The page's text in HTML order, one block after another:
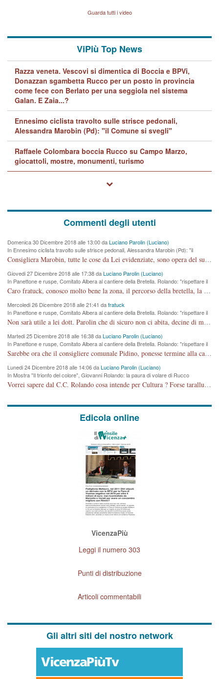
quelle di... Barbara D'UrsoGuarda tutti i video
ViPiù Top News
Razza veneta. Vescovi si dimentica di Boccia e BPVi,
Donazzan sgambetta Rucco per un posto in provincia
come fece con Berlato per una seggiola nel sistema
Galan. E Zaia...?
Ennesimo ciclista travolto sulle strisce pedonali,
Alessandra Marobin (Pd): "il Comune si svegli"
Raffaele Colombara boccia Rucco su Campo Marzo,
giocattoli, mostre, monumenti, turismo
Commenti degli utenti
Domenica 30 Dicembre 2018 alle 13:00 daLuciano Parolin (Luciano)
In Ennesimo ciclista travolto sulle strisce pedonali, Alessandra Marobin (Pd): "il
Comune si svegli"
Consigliera Marobin, tutte le cose da Lei evidenziate, sono opera del suo ex Assessore e compagno di Partito Antonio Marco Dalla Pozza Assessore alla "progettazione" di piste ciclabili e altre porcherie. A lui manderei il conto da saldare per incidenti e danni alle persone. E' ora che "finiamola." Avete perso rassegnatevi. qui IL SINDACO RUCCO NON C'ENTRA PER NIENTE. CAPITO!!!!!!!! Amen.
Giovedi 27 Dicembre 2018 alle 17:38 daLuciano Parolin (Luciano)
In Panettone e ruspe, Comitato Albera al cantiere della Bretella. Rolando: "rispettare il
cronoprogramma"
Caro fratuck, conosco molto bene la zona, il percorso della bretella, la situazione dei cittadini, abito in Viale Trento. A partire dal 2003 ho partecipato al Comitato di Maddalene pro bretella, e a riunioni propositive per apportare modifiche al progetto. Numerose mie foto del territorio sono arrivate a Roma, altri miei interventi (non graditi dalla Sx) sono stati pubblicati dal GdV, assieme ad altri come Ciro Asproso, ora favorevole alla bretella. Ho partecipato alla raccolta firme per la chiusura della strada x 5 giorni eseguita dal Sindaco Hullwech per sforamento 180 Micro/g. Pertanto come impegno per la tematica sono apposto con la coscienza. Ora il Progetto è partito, fine! Voglio dire che la nuova Giunta "comunale" non c'entra più. L'opera sarà "malauguratamente" eseguita, ma non con il mio placet. Il Consigliere Comunale dovrebbe capire che la campagna elettorale è finita, con buona pace di tutti. Quello che invece dovrebbe interessare è la proprietà della strada, dall'uscita autostradale Ovest, sino alla Rotatoria dell'Albara, vi sono tre possessori: Autostrade SpA; La Provincia, il Comune. Come la mettiamo per il futuro ? I costi, da 50 sono saliti a 100 milioni di € come dire 20 milioni a KM (!) da non credere. Comunque si farà. Ma nessuno canti Vittoria, anzi meglio non farne un ulteriore fatto "partitico" per questioni elettorali o di seggio. Se mi manda la sua mail, sono disponibile ad inviare i documenti e le foto sopra descritte. Con ossequi, Luciano Parolin
Mercoledi 26 Dicembre 2018 alle 21:41 dafratuck
In Panettone e ruspe, Comitato Albera al cantiere della Bretella. Rolando: "rispettare il
cronoprogramma"
Non sarà utile a lei dott. Parolin che di sicuro non ci abita, decine di migliaia di TIR, automobili e padroncini che passano quotidianamente per una strada appena rotabile, non è più possibile stendere i panni, attraversare la strada senza rischiare la morte, le case stanno crepando, i tempi sono cambiati e la bretella non passerà assolutamente per maddalene (ma cosa sta a dire?!), dia invece responsabilità a chi ha costruito tagliando la strada che doveva invece terminare a isola vicentina e non al moracchino lasciando Motta di Costabissara ancora in panne di traffico. I tempi sono cambiati dottore e se l'anagrafe della vita stagna nell'essere umano impressioni conservatrici, la società non le considera perchè va avanti, si industrializza e ha bisogno di infrastrutture e di sviluppo. Ultima considerazione, se è geloso di Rolando perchè vede in lui solo campagne politiche mentre si difendono i SOLI diritti dei cittadini, la preghiamo faccia considerazioni più appropriate. Saluti e complimenti per i suoi scritti.
Martedi 25 Dicembre 2018 alle 16:38 daLuciano Parolin (Luciano)
In Panettone e ruspe, Comitato Albera al cantiere della Bretella. Rolando: "rispettare il
cronoprogramma"
Sarebbe ora che il consigliere comunale Pidino, ponesse termine alla campagna elettorale nel territorio del suo seggio Villaggio del Sole. La tiraca è iniziata, distruggerà 6 km di prateria ovest della città, ricca di fonti e sorgenti d'acqua. I cittadini di Maddalene non avranno più Pace la notte. Molta colpa per la costruzione di questa Strada è proprio del signor Rolando,dei suoi gazebo mobili e che vuol far passare questa opera VANDALICA come progetto "utile" a chi ? Non è cosa seria sig. Rolando!
Lunedi 24 Dicembre 2018 alle 14:06 daLuciano Parolin (Luciano)
In Mostra "Il trionfo del colore", Giovanni Rolando: la paura di volare di Rucco
Vorrei sapere dal C.C. Rolando cosa intende per Cultura ? Forse tarallucci, vino e sagre, o spaghetti tricolori del PD ? Il continuo (s)parlare della mostra a Palazzo Chiericati caro consigliere DANNEGGIA FORTEMENTE l'immagine della città TUTTA e fa deviare i consensi che in RUSSIA (badi bene ex U.R.S.S.) sono ECCELLENTI. A livello artistico l'evento è di alta Valenza culturale, COMPITO di Tutta la Cittadinanza fare il possibile per propagandare l'iniziativa senza farne UN CASO PARTITICO come fa Lei da sempre. Meno Gazebo + Partecipazione! E così sia. Amen.
Edicola online
VicenzaPiù
Leggi il numero 303
Punti di distribuzione
Articoli commentabili
Gli altri siti del nostro network